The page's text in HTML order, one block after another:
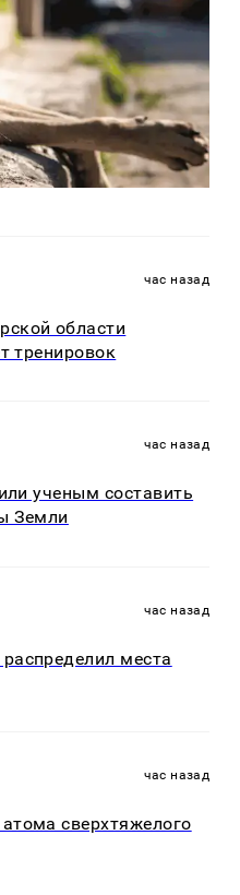
час назад
области
тренировок
час назад
ученым составить
Земли
час назад
места
час назад
сверхтяжелого